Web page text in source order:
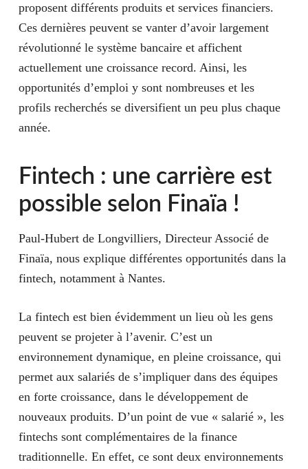
proposent différents produits et services financiers.
Ces dernières peuvent se vanter d’avoir largement
révolutionné le système bancaire et affichent
actuellement une croissance record. Ainsi, les
opportunités d’emploi y sont nombreuses et les
profils recherchés se diversifient un peu plus chaque
année.
Fintech : une carrière est
possible selon Finaïa !
Paul-Hubert de Longvilliers, Directeur Associé de
Finaïa, nous explique différentes opportunités dans la
fintech, notamment à Nantes.
La fintech est bien évidemment un lieu où les gens
peuvent se projeter à l’avenir. C’est un
environnement dynamique, en pleine croissance, qui
permet aux salariés de s’impliquer dans des équipes
en forte croissance, dans le développement de
nouveaux produits. D’un point de vue « salarié », les
fintechs sont complémentaires de la finance
traditionnelle. En effet, ce sont deux environnements